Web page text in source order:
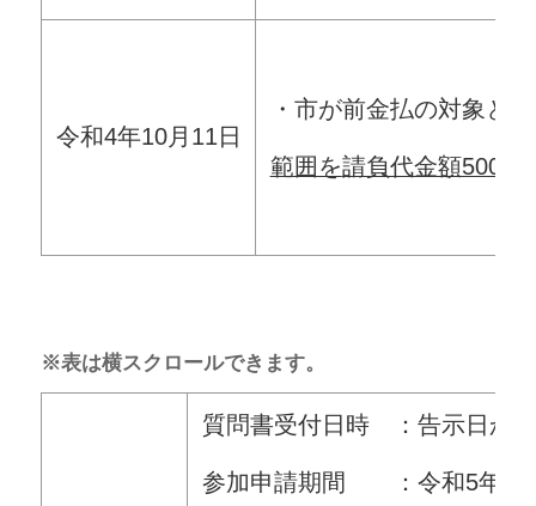
令和4年10月11日
・市が前金払の対象と
範囲を請負代金額500万
※表は横スクロールできます。
質問書受付日時 ：告示日か
参加申請期間 ：令和5年10